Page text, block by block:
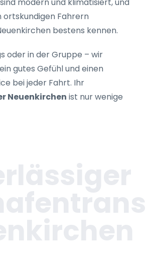
ortskundigen Fahrern
bestens kennen.
oder in der Gruppe – wir
gutes Gefühl und einen
bei jeder Fahrt. Ihr
Neuenkirchen ist nur wenige